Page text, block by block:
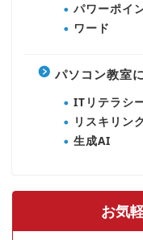
パワーポイ
ワード
パソコン教室
ITリテラシ
リスキリン
生成AI
お気